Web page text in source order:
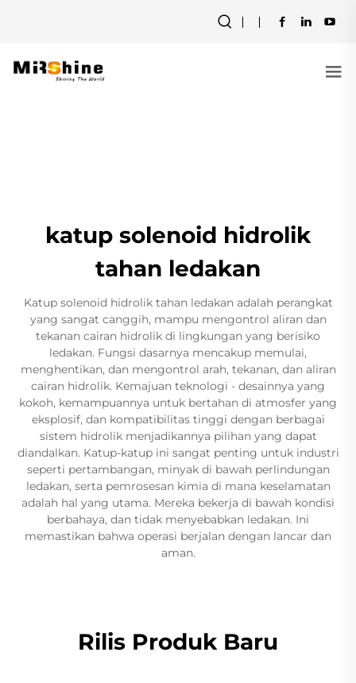
katup solenoid hidrolik
tahan ledakan
Katup solenoid hidrolik tahan ledakan adalah perangkat
yang sangat canggih, mampu mengontrol aliran dan
tekanan cairan hidrolik di lingkungan yang berisiko
ledakan. Fungsi dasarnya mencakup memulai,
menghentikan, dan mengontrol arah, tekanan, dan aliran
cairan hidrolik. Kemajuan teknologi - desainnya yang
kokoh, kemampuannya untuk bertahan di atmosfer yang
eksplosif, dan kompatibilitas tinggi dengan berbagai
sistem hidrolik menjadikannya pilihan yang dapat
diandalkan. Katup-katup ini sangat penting untuk industri
seperti pertambangan, minyak di bawah perlindungan
ledakan, serta pemrosesan kimia di mana keselamatan
adalah hal yang utama. Mereka bekerja di bawah kondisi
berbahaya, dan tidak menyebabkan ledakan. Ini
memastikan bahwa operasi berjalan dengan lancar dan
aman.
Rilis Produk Baru